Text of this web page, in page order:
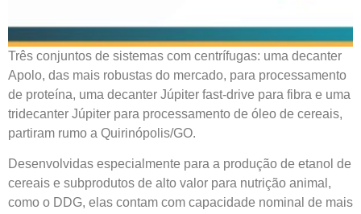
Três conjuntos de sistemas com centrífugas: uma decanter
Apolo, das mais robustas do mercado, para processamento
de proteína, uma decanter Júpiter fast-drive para fibra e uma
tridecanter Júpiter para processamento de óleo de cereais,
partiram rumo a Quirinópolis/GO.
Desenvolvidas especialmente para a produção de etanol de
cereais e subprodutos de alto valor para nutrição animal,
como o DDG, elas contam com capacidade nominal de mais